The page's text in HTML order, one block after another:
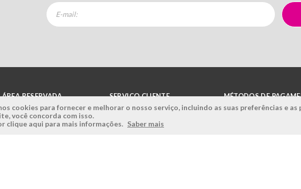
ÁREA RESERVADA
Login
SERVIÇO CLIENTE
Condições Gerais
MÉTODOS DE
cookies para fornecer e melhorar o nosso serviço, incluindo as suas preferências e as
você concorda com isso.
clique aqui para mais informações. Saber mais